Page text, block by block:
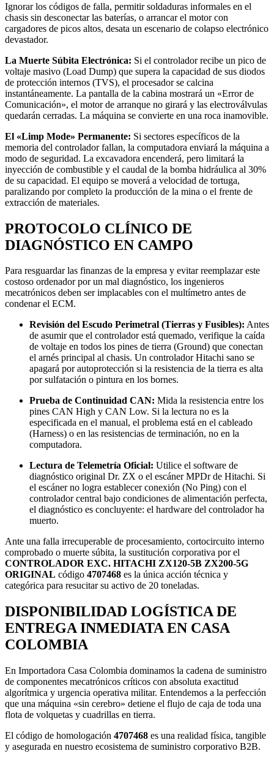
Ignorar los códigos de falla, permitir soldaduras informales en el
chasis sin desconectar las baterías, o arrancar el motor con
cargadores de picos altos, desata un escenario de colapso electrónico
devastador.
La Muerte Súbita Electrónica: Si el controlador recibe un pico de
voltaje masivo (Load Dump) que supera la capacidad de sus diodos
de protección internos (TVS), el procesador se calcina
instantáneamente. La pantalla de la cabina mostrará un «Error de
Comunicación», el motor de arranque no girará y las electroválvulas
quedarán cerradas. La máquina se convierte en una roca inamovible.
El «Limp Mode» Permanente: Si sectores específicos de la
memoria del controlador fallan, la computadora enviará la máquina a
modo de seguridad. La excavadora encenderá, pero limitará la
inyección de combustible y el caudal de la bomba hidráulica al 30%
de su capacidad. El equipo se moverá a velocidad de tortuga,
paralizando por completo la producción de la mina o el frente de
extracción de materiales.
PROTOCOLO CLÍNICO DE
DIAGNÓSTICO EN CAMPO
Para resguardar las finanzas de la empresa y evitar reemplazar este
costoso ordenador por un mal diagnóstico, los ingenieros
mecatrónicos deben ser implacables con el multímetro antes de
condenar el ECM.
Revisión del Escudo Perimetral (Tierras y Fusibles): Antes
de asumir que el controlador está quemado, verifique la caída
de voltaje en todos los pines de tierra (Ground) que conectan
el arnés principal al chasis. Un controlador Hitachi sano se
apagará por autoprotección si la resistencia de la tierra es alta
por sulfatación o pintura en los bornes.
Prueba de Continuidad CAN: Mida la resistencia entre los
pines CAN High y CAN Low. Si la lectura no es la
especificada en el manual, el problema está en el cableado
(Harness) o en las resistencias de terminación, no en la
computadora.
Lectura de Telemetría Oficial: Utilice el software de
diagnóstico original Dr. ZX o el escáner MPDr de Hitachi. Si
el escáner no logra establecer conexión (No Ping) con el
controlador central bajo condiciones de alimentación perfecta,
el diagnóstico es concluyente: el hardware del controlador ha
muerto.
Ante una falla irrecuperable de procesamiento, cortocircuito interno
comprobado o muerte súbita, la sustitución corporativa por el
CONTROLADOR EXC. HITACHI ZX120-5B ZX200-5G
ORIGINAL código 4707468 es la única acción técnica y
categórica para resucitar su activo de 20 toneladas.
DISPONIBILIDAD LOGÍSTICA DE
ENTREGA INMEDIATA EN CASA
COLOMBIA
En Importadora Casa Colombia dominamos la cadena de suministro
de componentes mecatrónicos críticos con absoluta exactitud
algorítmica y urgencia operativa militar. Entendemos a la perfección
que una máquina «sin cerebro» detiene el flujo de caja de toda una
flota de volquetas y cuadrillas en tierra.
El código de homologación 4707468 es una realidad física, tangible
y asegurada en nuestro ecosistema de suministro corporativo B2B.